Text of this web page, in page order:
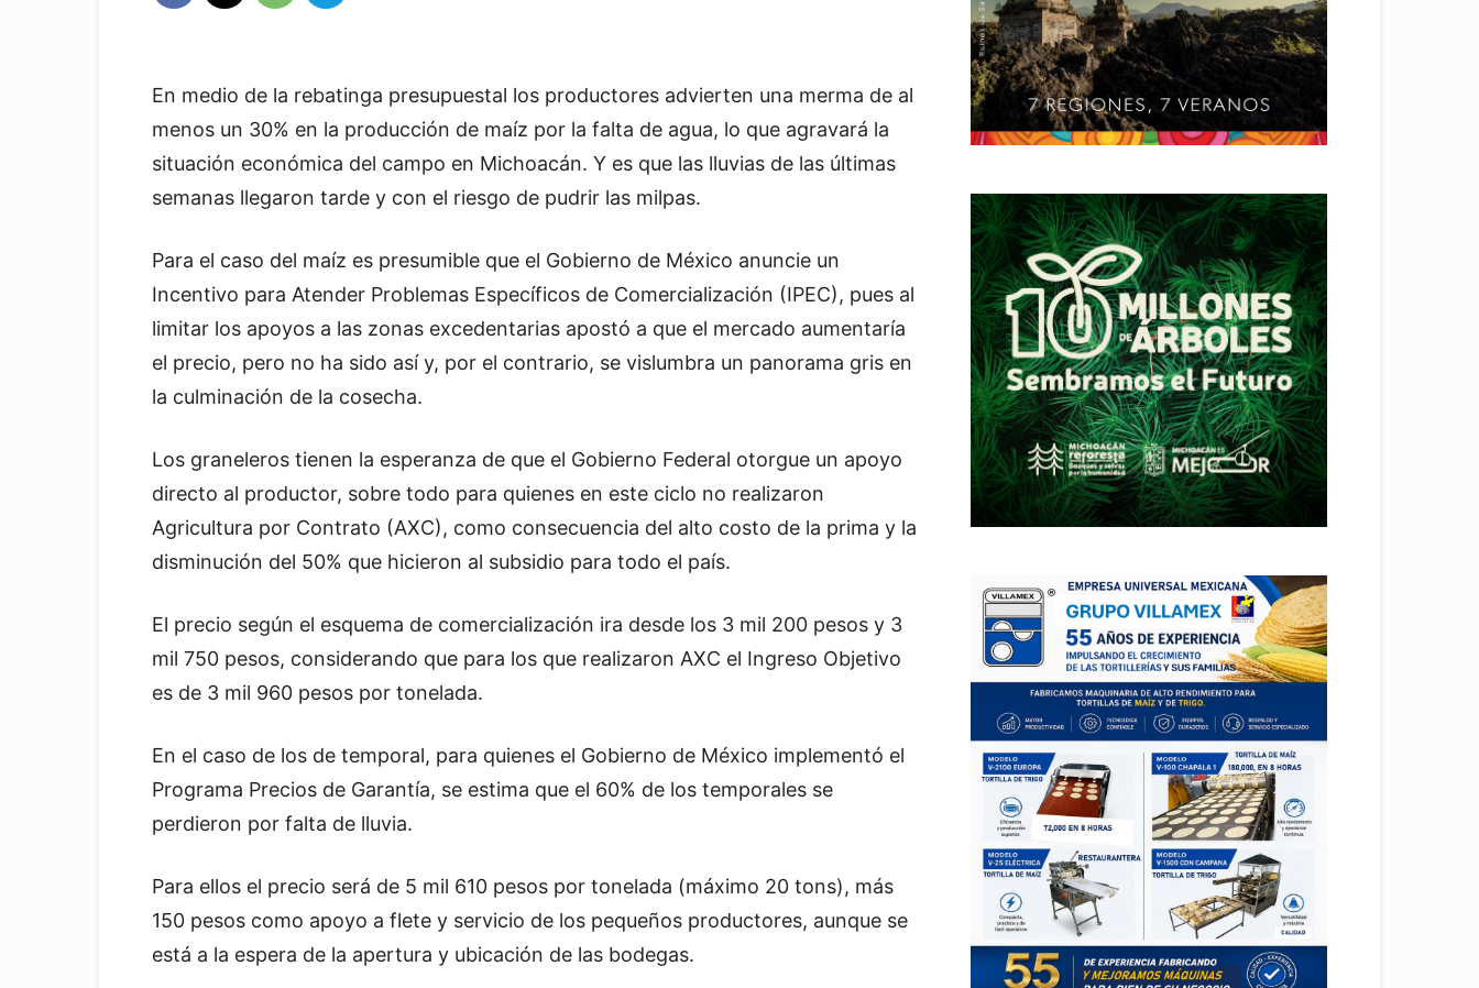
En medio de la rebatinga presupuestal los productores advierten una merma de al
menos un 30% en la producción de maíz por la falta de agua, lo que agravará la
situación económica del campo en Michoacán. Y es que las lluvias de las últimas
semanas llegaron tarde y con el riesgo de pudrir las milpas.
Para el caso del maíz es presumible que el Gobierno de México anuncie un
Incentivo para Atender Problemas Específicos de Comercialización (IPEC), pues al
limitar los apoyos a las zonas excedentarias apostó a que el mercado aumentaría
el precio, pero no ha sido así y, por el contrario, se vislumbra un panorama gris en
la culminación de la cosecha.
Los graneleros tienen la esperanza de que el Gobierno Federal otorgue un apoyo
directo al productor, sobre todo para quienes en este ciclo no realizaron
Agricultura por Contrato (AXC), como consecuencia del alto costo de la prima y la
disminución del 50% que hicieron al subsidio para todo el país.
El precio según el esquema de comercialización ira desde los 3 mil 200 pesos y 3
mil 750 pesos, considerando que para los que realizaron AXC el Ingreso Objetivo
es de 3 mil 960 pesos por tonelada.
En el caso de los de temporal, para quienes el Gobierno de México implementó el
Programa Precios de Garantía, se estima que el 60% de los temporales se
perdieron por falta de lluvia.
Para ellos el precio será de 5 mil 610 pesos por tonelada (máximo 20 tons), más
150 pesos como apoyo a flete y servicio de los pequeños productores, aunque se
está a la espera de la apertura y ubicación de las bodegas.